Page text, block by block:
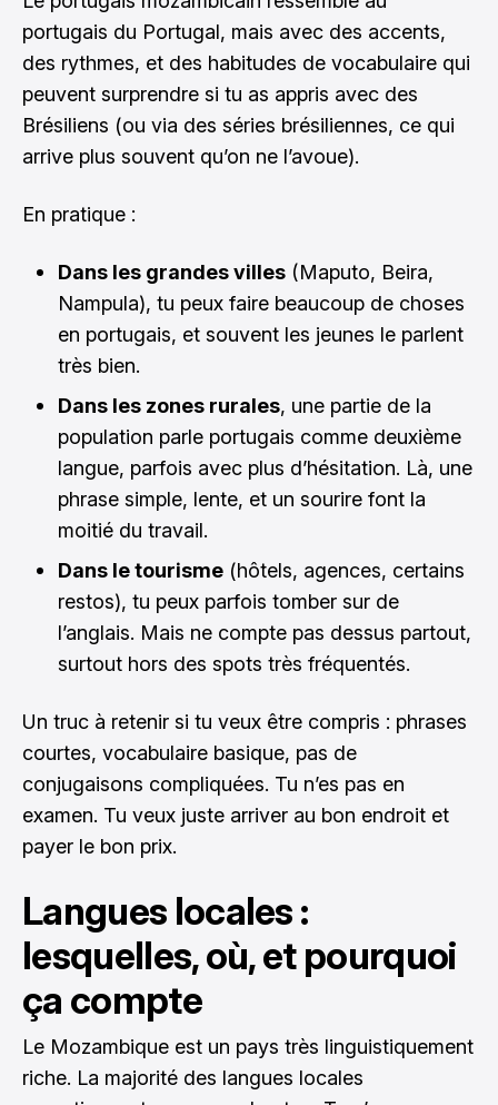
portugais du Portugal, mais avec des accents,
des rythmes, et des habitudes de vocabulaire qui
peuvent surprendre si tu as appris avec des
Brésiliens (ou via des séries brésiliennes, ce qui
arrive plus souvent qu’on ne l’avoue).
En pratique :
Dans les grandes villes (Maputo, Beira,
Nampula), tu peux faire beaucoup de choses
en portugais, et souvent les jeunes le parlent
très bien.
Dans les zones rurales, une partie de la
population parle portugais comme deuxième
langue, parfois avec plus d’hésitation. Là, une
phrase simple, lente, et un sourire font la
moitié du travail.
Dans le tourisme (hôtels, agences, certains
restos), tu peux parfois tomber sur de
l’anglais. Mais ne compte pas dessus partout,
surtout hors des spots très fréquentés.
Un truc à retenir si tu veux être compris : phrases
courtes, vocabulaire basique, pas de
conjugaisons compliquées. Tu n’es pas en
examen. Tu veux juste arriver au bon endroit et
payer le bon prix.
Langues locales :
lesquelles, où, et pourquoi
ça compte
Le Mozambique est un pays très linguistiquement
riche. La majorité des langues locales